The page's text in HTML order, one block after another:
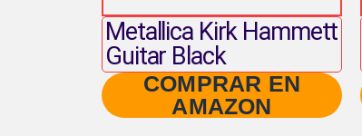
Metallica Kirk Hammett
Guitar Black
COMPRAR EN
AMAZON